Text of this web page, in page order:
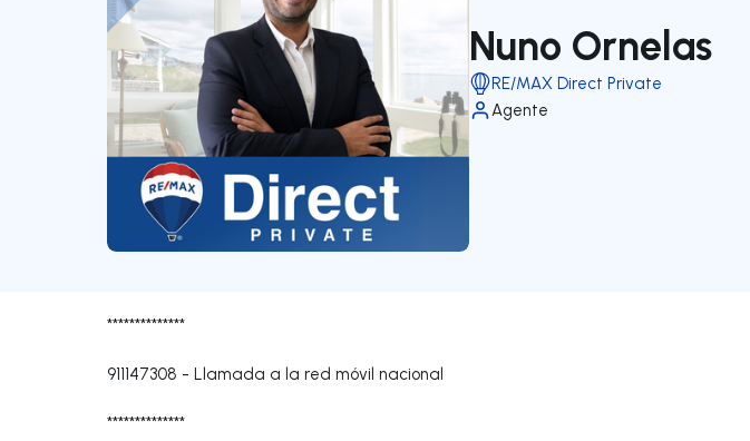
Nuno Ornelas
RE/MAX Direct Private
Agente
**************
911147308 - Llamada a la red móvil nacional
**************